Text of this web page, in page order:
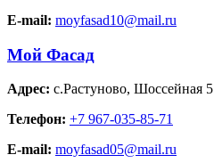
E-mail: moyfasad10@mail.ru
Мой Фасад
Адрес: с.Растуново, Шоссейная 5
Телефон: +7 967-035-85-71
E-mail: moyfasad05@mail.ru